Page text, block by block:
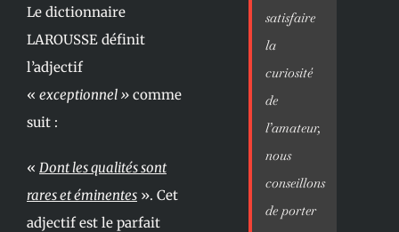
Le dictionnaire
LAROUSSE définit
l’adjectif
« exceptionnel »comme
suit :
« Dont les qualités sont
rares et éminentes». Cet
adjectif est le parfait
satisfaire
la
curiosité
de
l’amateur,
nous
conseillons
de porter